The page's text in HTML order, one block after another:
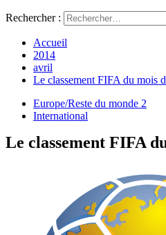
Rechercher :
Accueil
2014
avril
Le classement FIFA du mois
Europe/Reste du monde 2
International
Le classement FIFA